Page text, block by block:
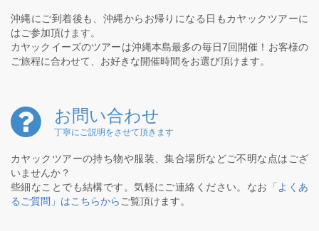
沖縄にご到着後も、沖縄からお帰りになる日もカヤックツアーに
はご参加頂けます。
カヤックイーズのツアーは沖縄本島最多の毎日7回開催！お客様の
ご旅程に合わせて、お好きな開催時間をお選び頂けます。
お問い合わせ
丁寧にご説明をさせて頂きます
カヤックツアーの持ち物や服装、集合場所などご不明な点はござ
いませんか？
些細なことでも結構です。気軽にご連絡ください。なお
「よくあ
るご質問」はこちらから ご覧頂けます。